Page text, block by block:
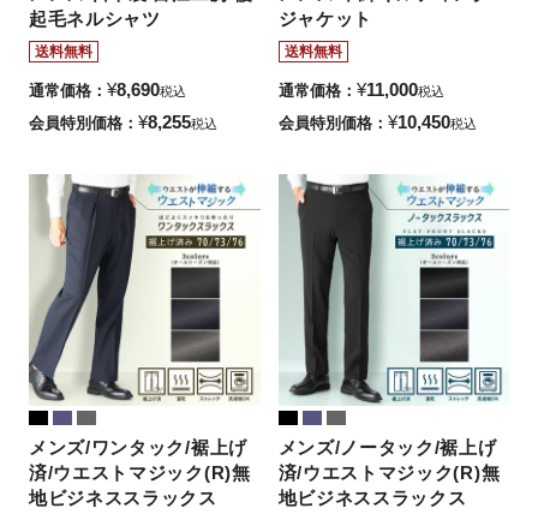
起毛ネルシャツ
送料無料
通常価格 ¥8,690税込
会員特別価格 ¥8,255税込
ジャケット
送料無料
通常価格 ¥11,000税込
会員特別価格 ¥10,450税込
メンズ/ワンタック/裾上げ
済/ウエストマジック(R)無
地ビジネススラックス
メンズ/ノータック/裾上げ
済/ウエストマジック(R)無
地ビジネススラックス